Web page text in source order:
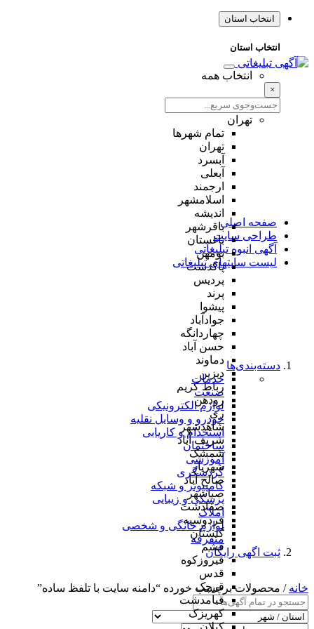
انتخاب استان
انتخاب استان
انتخاب همه
×
تهران
تمام شهر‌ها
تهران
آبسرد
آبعلی
ارجمند
اسلامشهر
اندیشه
باقرشهر
باغستان
بومهن
پاکدشت
پردیس
پرند
پیشوا
جوادآباد
چهاردانگه
حسن آباد
دماوند
دیزین
رباط کریم
رودهن
ری
شاهدشهر
شریف آباد
شمشک
شهریار
صالح آباد
صباشهر
صفادشت
فردوسیه
گلستان
فشم
فیروزکوه
قدس
قرچک
قیامدشت
کهریزک
صفحه اصلی
طراحی سایت
آگهی انبوه تبلیغاتی
لیست سایتهای تبلیغاتی
دسته‌بندی‌ها
خدمات
صنعت
لوازم الکترونیکی
خودرو و وسایل نقلیه
استخدام و کاریابی
ساختمان
آموزشی
گردشگری
کامپیوتر و شبکه
پزشکی و زیبایی
املاک
لوازم خانگی و شخصی
متفرقه
ثبت اگهی رایگان
خانه / محصولات برچسب خورده “دامنه سایت با تلفظ ساده”